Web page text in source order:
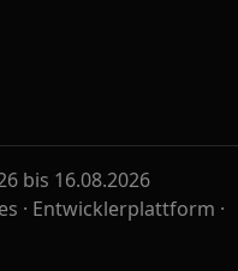
bis 16.08.2026
· Entwicklerplattform ·